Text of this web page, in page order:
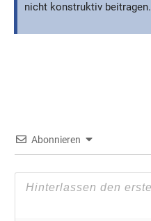
nicht konstruktiv beitragen.
Abonnieren